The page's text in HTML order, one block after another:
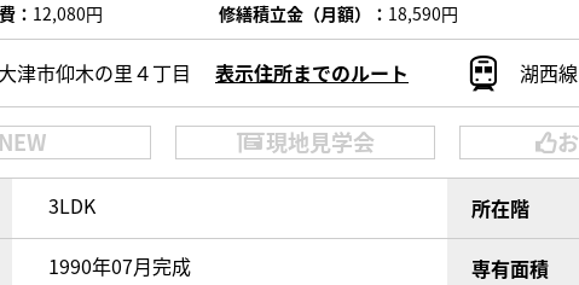
： 12,080円 修繕積立金（月額）： 18,590円
津市仰木の里４丁目 表示住所までのルート 湖西
NEW 現地見学会
3LDK 所在階
1990年07月完成 専有面積